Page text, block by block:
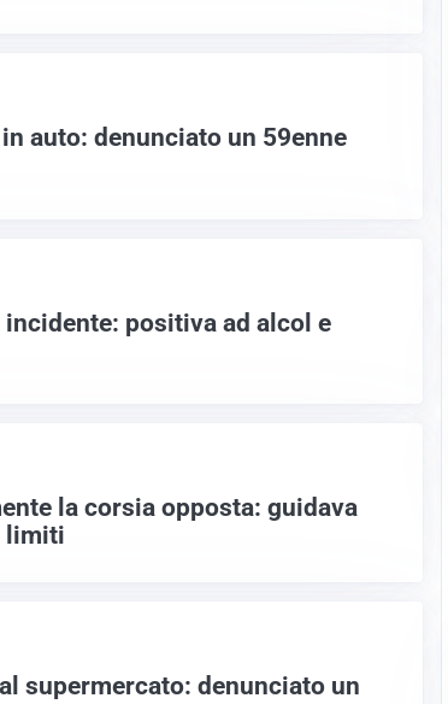
auto: denunciato un 59enne
positiva ad alcol e
la corsia opposta: guidava
limiti
supermercato: denunciato un